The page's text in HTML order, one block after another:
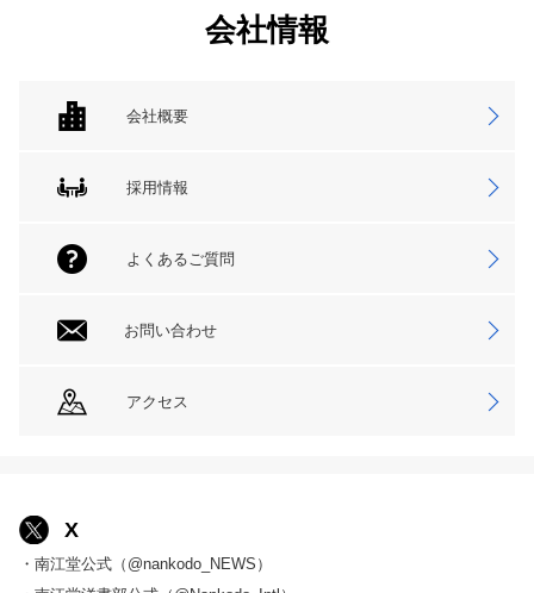
会社情報
会社概要
採用情報
よくあるご質問
お問い合わせ
アクセス
X
・南江堂公式（@nankodo_NEWS）